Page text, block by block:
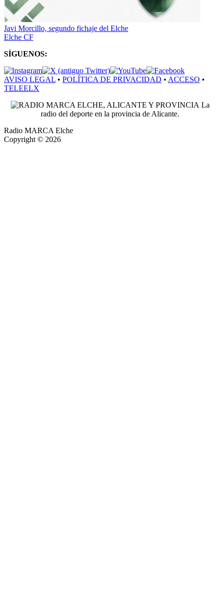
Javi Morcillo, segundo fichaje del Elche
Elche CF
SÍGUENOS:
AVISO LEGAL • POLÍTICA DE PRIVACIDAD • ACCESO •
TELEELX
La
radio del deporte en la provincia de Alicante.
Radio MARCA Elche
Copyright © 2026